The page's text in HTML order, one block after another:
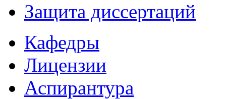
Защита диссертаций
Кафедры
Лицензии
Аспирантура